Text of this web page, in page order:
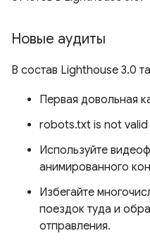
Новые аудиты
В состав Lighthouse 3.0
Первая довольная
robots.txt is not valid
Используйте
анимированного
Избегайте
поездок туда и
отправления.